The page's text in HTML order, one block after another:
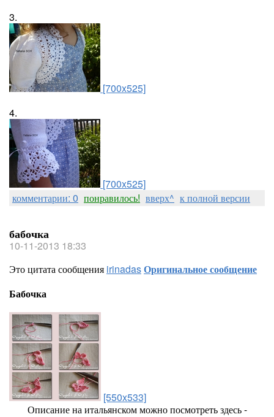
3.
[700x525]
4.
[700x525]
комментарии: 0 понравилось! вверх^ к полной версии
бабочка
10-11-2013 18:33
Это цитата сообщения irinadasОригинальное сообщение
Бабочка
[550x533]
Описание на итальянском можно посмотреть здесь -